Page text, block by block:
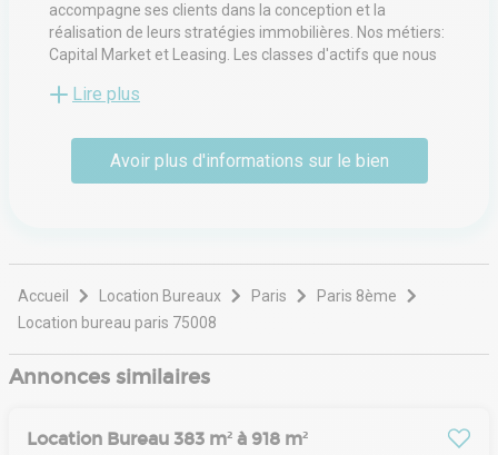
accompagne ses clients dans la conception et la
réalisation de leurs stratégies immobilières. Nos métiers:
Capital Market et Leasing. Les classes d'actifs que nous
considérations et pour mener à bien nos succès
collectifs, nous nous appuyons sur trois grands piliers :
l'ADN financier du groupe Newmark, le recrutement des
Lire plus
Avoir plus d'informations sur le bien
Accueil Location Bureaux Paris
Paris 8ème
Location bureau paris 75008
Annonces similaires
Location Bureau 383 m² à 918 m²